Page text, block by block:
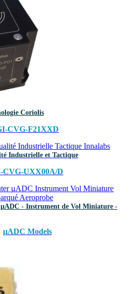
Coriolis
CVG-F21XXD
Industrielle et Tactique
CVG-UXX00A/D
- Instrument de Vol Miniature -
µADC Models